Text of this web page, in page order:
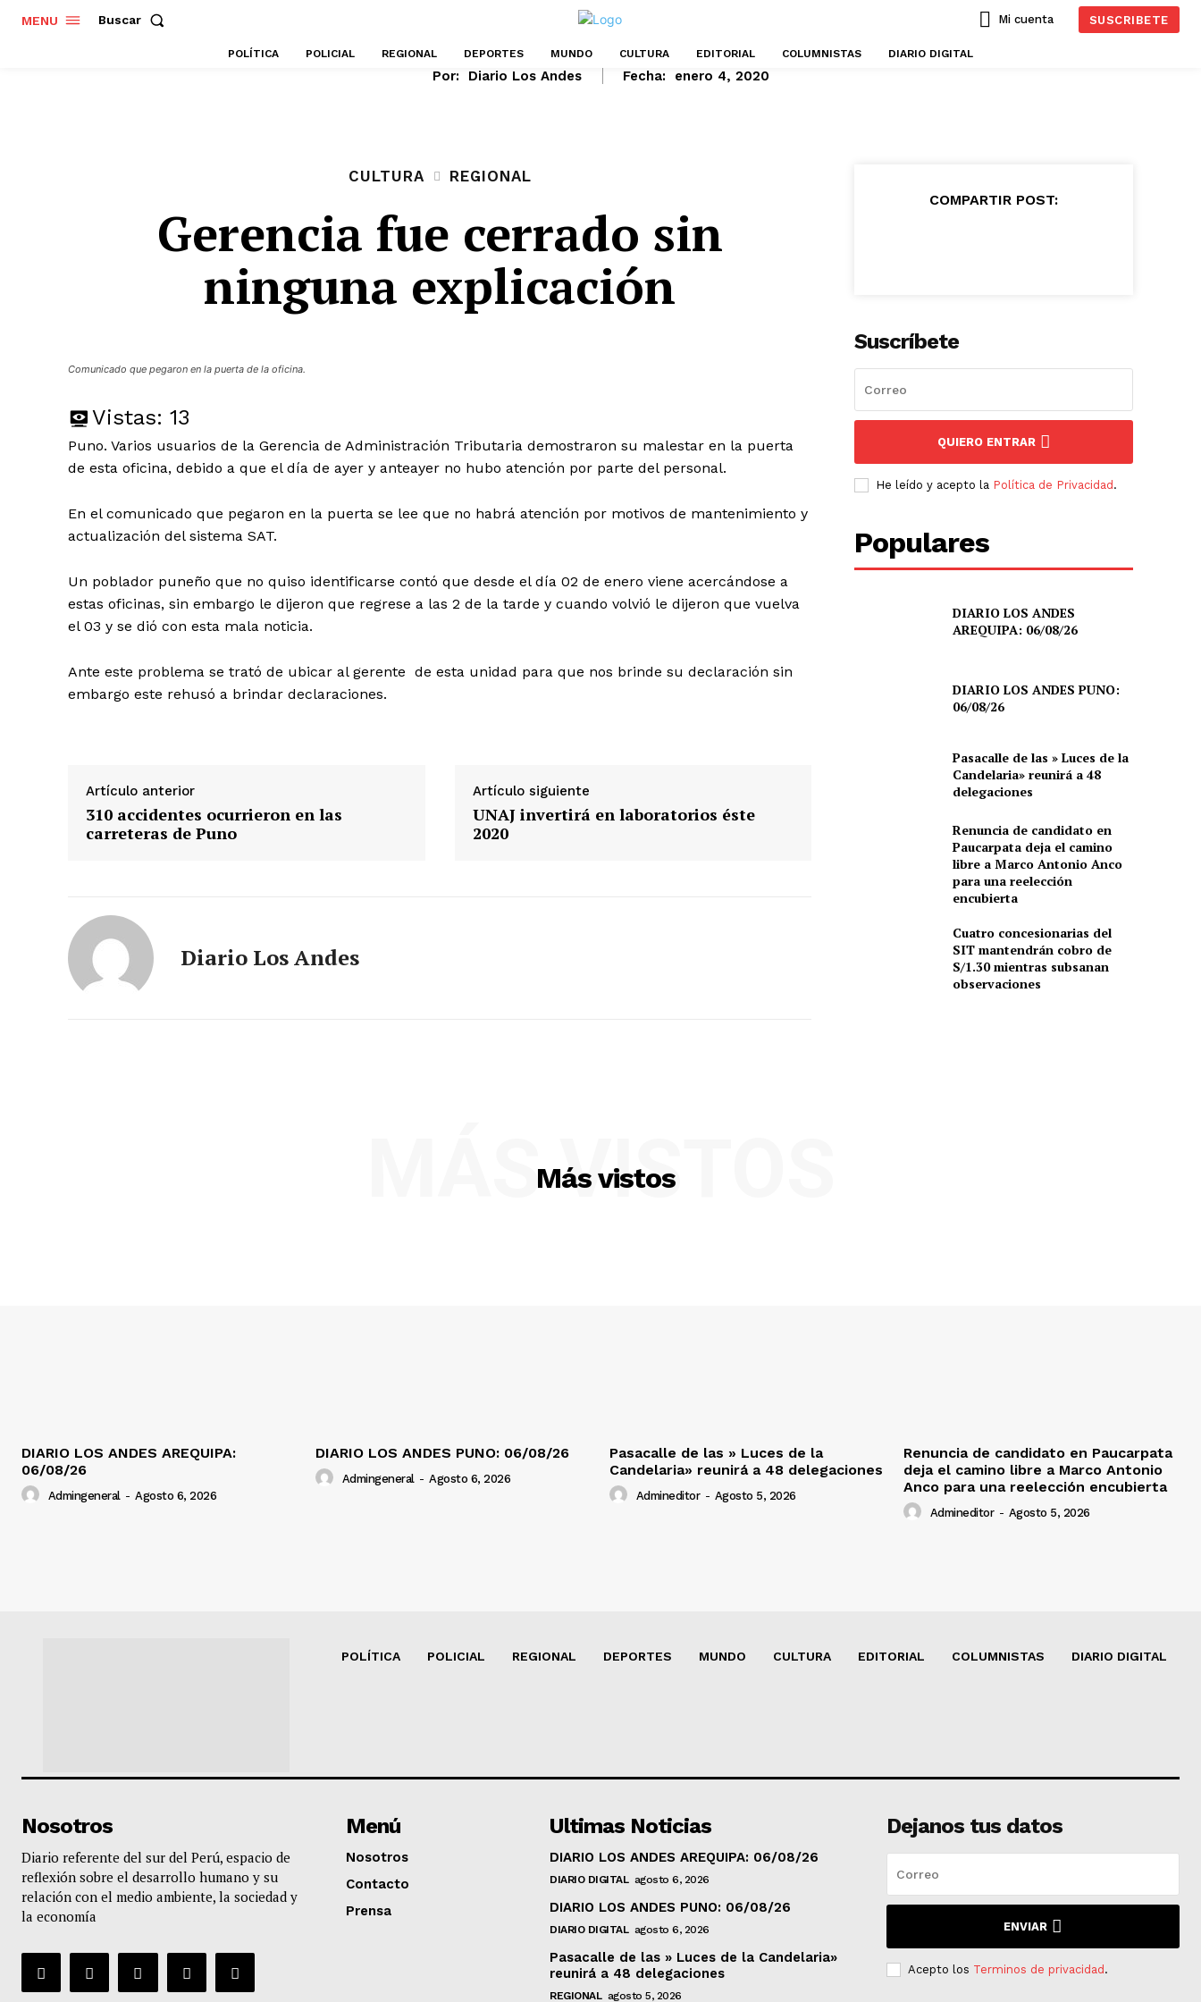
MENU Buscar Mi cuenta SUSCRIBETE
POLÍTICA POLICIAL REGIONAL DEPORTES MUNDO CULTURA EDITORIAL COLUMNISTAS DIARIO DIGITAL
Por: Diario Los Andes Fecha: enero 4, 2020
CULTURA REGIONAL
Gerencia fue cerrado sin
ninguna explicación
Comunicado que pegaron en la puerta de la oficina.
Vistas: 13
Puno. Varios usuarios de la Gerencia de Administración Tributaria demostraron su malestar en la puerta
de esta oficina, debido a que el día de ayer y anteayer no hubo atención por parte del personal.
En el comunicado que pegaron en la puerta se lee que no habrá atención por motivos de mantenimiento y
actualización del sistema SAT.
Un poblador puneño que no quiso identificarse contó que desde el día 02 de enero viene acercándose a
estas oficinas, sin embargo le dijeron que regrese a las 2 de la tarde y cuando volvió le dijeron que vuelva
el 03 y se dió con esta mala noticia.
Ante este problema se trató de ubicar al gerente de esta unidad para que nos brinde su declaración sin
embargo este rehusó a brindar declaraciones.
Artículo anterior
310 accidentes ocurrieron en las
carreteras de Puno
Artículo siguiente
UNAJ invertirá en laboratorios éste
2020
Diario Los Andes
COMPARTIR POST:
Suscríbete
QUIERO ENTRAR
He leído y acepto la Política de Privacidad .
Populares
DIARIO LOS ANDES
AREQUIPA: 06/08/26
DIARIO LOS ANDES PUNO:
06/08/26
Pasacalle de las » Luces de la
Candelaria» reunirá a 48
delegaciones
Renuncia de candidato en
Paucarpata deja el camino
libre a Marco Antonio Anco
para una reelección
encubierta
Cuatro concesionarias del
SIT mantendrán cobro de
S/1.30 mientras subsanan
observaciones
Más vistos
MÁS VISTOS
DIARIO LOS ANDES AREQUIPA:
06/08/26
Admingeneral - Agosto 6, 2026
DIARIO LOS ANDES PUNO: 06/08/26
Admingeneral - Agosto 6, 2026
Pasacalle de las » Luces de la
Candelaria» reunirá a 48 delegaciones
Admineditor - Agosto 5, 2026
Renuncia de candidato en Paucarpata
deja el camino libre a Marco Antonio
Anco para una reelección encubierta
Admineditor - Agosto 5, 2026
POLÍTICA POLICIAL REGIONAL DEPORTES MUNDO CULTURA EDITORIAL COLUMNISTAS DIARIO DIGITAL
Nosotros
Diario referente del sur del Perú, espacio de
reflexión sobre el desarrollo humano y su
relación con el medio ambiente, la sociedad y
la economía
Menú
Nosotros
Contacto
Prensa
Ultimas Noticias
DIARIO LOS ANDES AREQUIPA: 06/08/26
DIARIO DIGITAL agosto 6, 2026
DIARIO LOS ANDES PUNO: 06/08/26
DIARIO DIGITAL agosto 6, 2026
Pasacalle de las » Luces de la Candelaria»
reunirá a 48 delegaciones
REGIONAL agosto 5, 2026
Dejanos tus datos
ENVIAR
Acepto los Terminos de privacidad .